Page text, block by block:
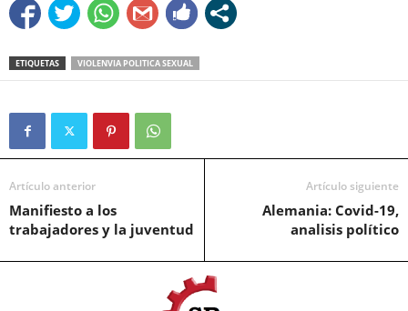
ETIQUETAS VIOLENVIA POLITICA SEXUAL
Artículo anterior
Manifiesto a los
trabajadores y la juventud
Artículo siguiente
Alemania: Covid-19,
analisis político